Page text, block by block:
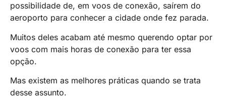
possibilidade de, em voos de conexão, saírem do
aeroporto para conhecer a cidade onde fez parada.
Muitos deles acabam até mesmo querendo optar por
voos com mais horas de conexão para ter essa
opção.
Mas existem as melhores práticas quando se trata
desse assunto.